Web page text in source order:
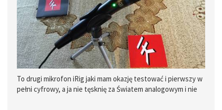
To drugi mikrofon iRig jaki mam okazję testować i pierwszy w
pełni cyfrowy, a ja nie tęsknię za Światem analogowym i nie